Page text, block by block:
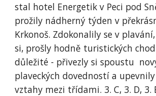
stal hotel Energetik v Peci pod
prožily nádherný týden v
Krkonoš. Zdokonalily se v
si, prošly hodně turistických
důležité - přivezly si spoustu
plaveckých dovedností a
vztahy mezi třídami. 3. C, 3. D, 3.